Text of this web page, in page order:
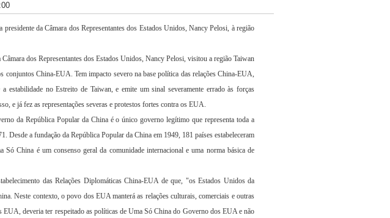
da Câmara dos Representantes dos Estados Unidos, Nancy Pelosi, à região
dos Representantes dos Estados Unidos, Nancy Pelosi, visitou a região Taiwan
China-EUA. Tem impacto severo na base política das relações China-EUA,
estabilidade no Estreito de Taiwan, e emite um sinal severamente errado às forças
e já fez as representações severas e protestos fortes contra os EUA.
da República Popular da China é o único governo legítimo que representa toda a
Desde a fundação da República Popular da China em 1949, 181 países estabeleceram
China é um consenso geral da comunidade internacional e uma norma básica de
das Relações Diplomáticas China-EUA de que, "os Estados Unidos da
Neste contexto, o povo dos EUA manterá as relações culturais, comerciais e outras
deveria ter respeitado as políticas de Uma Só China do Governo dos EUA e não